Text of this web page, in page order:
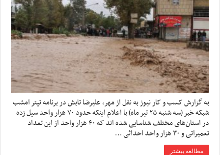
به گزارش کسب و کار نیوز به نقل از مهر، علیرضا تابش در برنامه تیتر امشب
شبکه خبر (سه شنبه ۲۵ تیر ماه) با اعلام اینکه حدود ۷۰ هزار واحد سیل زده
در استان‌های مختلف شناسایی شده اند که ۴۰ هزار واحد از این تعداد
تعمیراتی و ۳۰ هزار واحد احداثی …
مطالعه بیشتر